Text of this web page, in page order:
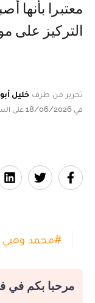
معتبرا بأنها
التركيز على
تحرير من طرف خليل
في 18/06/2026 على الساعة 22:13
#محمد وهبي
مرحبا بكم في